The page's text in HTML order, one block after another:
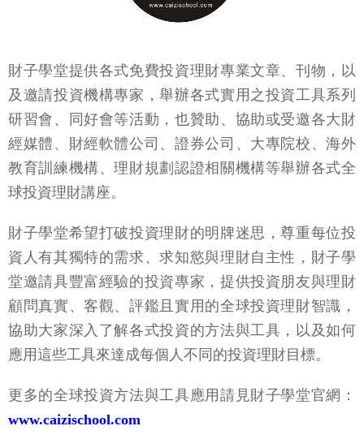
財子學堂提供各式免費投資理財專業文章、刊物，以
及邀請投資機構專家，舉辦各式實用之投資工具系列
研習會、同好會等活動，也贊助、協助或受邀各大財
經媒體、財經軟體公司、證券公司、大專院校、海外
教育訓練機構、理財規劃認證相關機構等舉辦各式全
球投資理財講座。
財子學堂希望打破投資理財的明牌迷思，尊重每位投
資人有其獨特的需求、求知慾與理財自主性，財子學
堂邀請具豐富經驗的投資專家，提供投資朋友與理財
顧問真實、客觀、評鑑且實用的全球投資理財智識，
協助大家深入了解各式投資的方法與工具，以及如何
應用這些工具來達成每個人不同的投資理財目標。
更多的全球投資方法與工具應用請見財子學堂官網：
www.caizischool.com